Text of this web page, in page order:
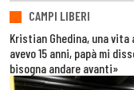
CAMPI LIBERI
Kristian Ghedina, una vita
avevo 15 anni, papà mi
bisogna andare avanti»